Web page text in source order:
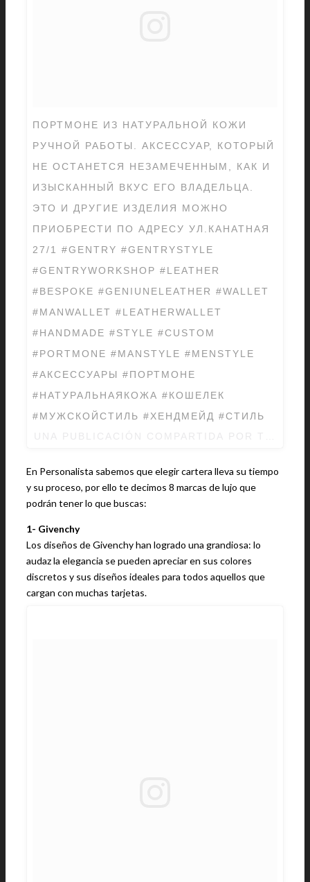
ПОРТМОНЕ ИЗ НАТУРАЛЬНОЙ КОЖИ
РУЧНОЙ РАБОТЫ. АКСЕССУАР, КОТОРЫЙ
НЕ ОСТАНЕТСЯ НЕЗАМЕЧЕННЫМ, КАК И
ИЗЫСКАННЫЙ ВКУС ЕГО ВЛАДЕЛЬЦА.
ЭТО И ДРУГИЕ ИЗДЕЛИЯ МОЖНО
ПРИОБРЕСТИ ПО АДРЕСУ УЛ.КАНАТНАЯ
27/1 #GENTRY #GENTRYSTYLE
#GENTRYWORKSHOP #LEATHER
#BESPOKE #GENIUNELEATHER #WALLET
#MANWALLET #LEATHERWALLET
#HANDMADE #STYLE #CUSTOM
#PORTMONE #MANSTYLE #MENSTYLE
#АКСЕССУАРЫ #ПОРТМОНЕ
#НАТУРАЛЬНАЯКОЖА #КОШЕЛЕК
#МУЖСКОЙСТИЛЬ #ХЕНДМЕЙД #СТИЛЬ
En Personalista sabemos que elegir cartera lleva su tiempo
y su proceso, por ello te decimos 8 marcas de lujo que
podrán tener lo que buscas:
1- Givenchy
Los diseños de Givenchy han logrado una grandiosa: lo
audaz la elegancia se pueden apreciar en sus colores
discretos y sus diseños ideales para todos aquellos que
cargan con muchas tarjetas.